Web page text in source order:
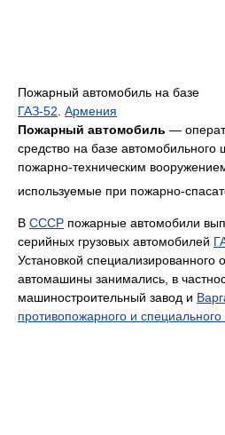
Пожарный автомобиль на базе
ГАЗ-52. Армения
Пожарный автомобиль —
средство на базе
пожарно-техническим
используемые при пожарно-
В СССР пожарные автомобили
серийных грузовых автомобилей
Установкой специализированного
автомашины занимались, в
машиностроительный завод и
противопожарного и